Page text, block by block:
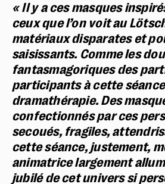
« Il y a ces masques
ceux que l’on voit au
matériaux disparates et
saisissants. Comme les
fantasmagoriques des
participants à cette
dramathérapie. Des
confectionnés par ces
secoués, fragiles,
cette séance, justement,
animatrice largement
jubilé de cet univers si